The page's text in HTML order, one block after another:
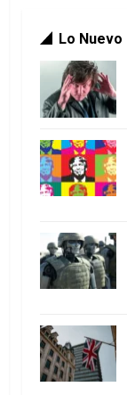
Lo Nuevo